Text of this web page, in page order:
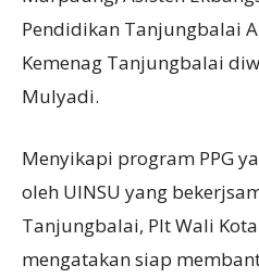
Pendidikan Tanjungbalai
Kemenag Tanjungbalai
Mulyadi.
Menyikapi program PPG
oleh UINSU yang
Tanjungbalai, Plt Wali
mengatakan siap